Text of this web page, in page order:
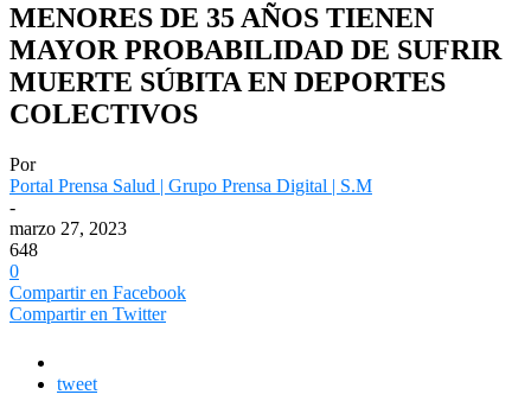
MENORES DE 35 AÑOS TIENEN
MAYOR PROBABILIDAD DE SUFRIR
MUERTE SÚBITA EN DEPORTES
COLECTIVOS
Por
Portal Prensa Salud | Grupo Prensa Digital | S.M
-
marzo 27, 2023
648
0
Compartir en Facebook
Compartir en Twitter
tweet